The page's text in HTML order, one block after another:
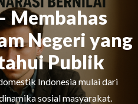
Membahas
Negeri yang
Publik
Indonesia mulai dari
sosial masyarakat.